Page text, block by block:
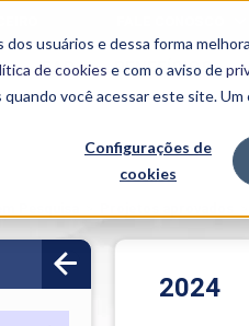
usuários e dessa forma
de cookies e com o aviso de
você acessar este site.
Configurações de
cookies
EAD BENEFÍCIOS
2024